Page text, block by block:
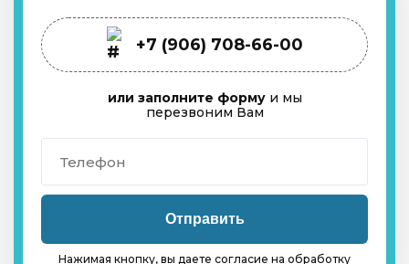
+7 (906) 708-66-00
или заполните формуи мы
перезвоним Вам
Нажимая кнопку, вы даете согласие на обработку